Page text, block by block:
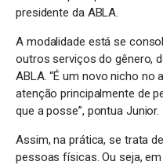
presidente da ABLA.
A modalidade está se
outros serviços do gênero,
ABLA. “É um novo nicho no
atenção principalmente de
que a posse”, pontua Junior.
Assim, na prática, se trata
pessoas físicas. Ou seja,